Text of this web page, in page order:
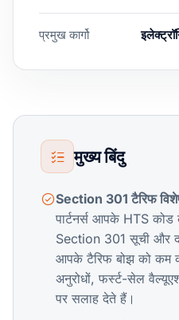
प्रमुख कार्गो
मुख्य बिंदु
Section 301 टैरिफ
पार्टनर्स आपके HTS
Section 301 सूची और
आपके टैरिफ बोझ को कम
अनुरोधों, फर्स्ट-सेल
पर सलाह देते हैं।